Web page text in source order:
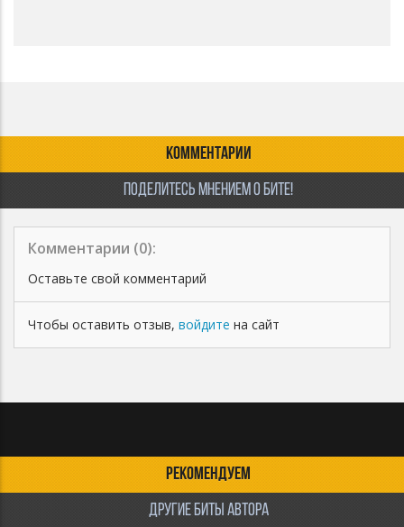
КОММЕНТАРИИ
ПОДЕЛИТЕСЬ МНЕНИЕМ О БИТЕ!
Комментарии (0):
Оставьте свой комментарий
Чтобы оставить отзыв, войдите на сайт
РЕКОМЕНДУЕМ
ДРУГИЕ БИТЫ АВТОРА